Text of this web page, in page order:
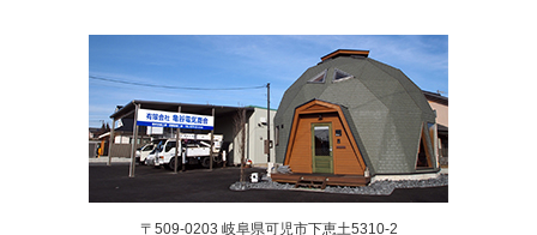
〒509-0203 岐阜県可児市下恵土5310-2